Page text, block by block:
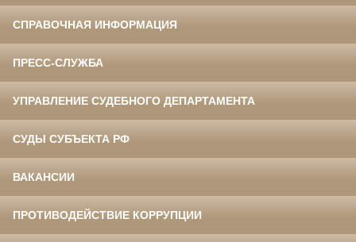
СПРАВОЧНАЯ ИНФОРМАЦИЯ
ПРЕСС-СЛУЖБА
УПРАВЛЕНИЕ СУДЕБНОГО ДЕПАРТАМЕНТА
СУДЫ СУБЪЕКТА РФ
ВАКАНСИИ
ПРОТИВОДЕЙСТВИЕ КОРРУПЦИИ